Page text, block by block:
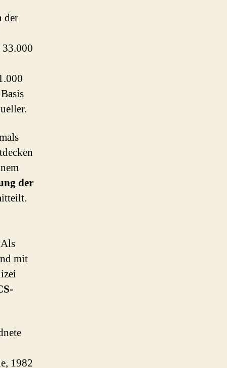
der
33.000
der
mit
1982